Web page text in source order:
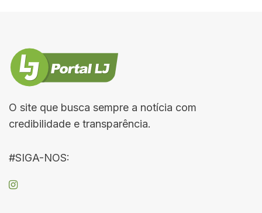
O site que busca sempre a notícia com
credibilidade e transparência.
#SIGA-NOS: